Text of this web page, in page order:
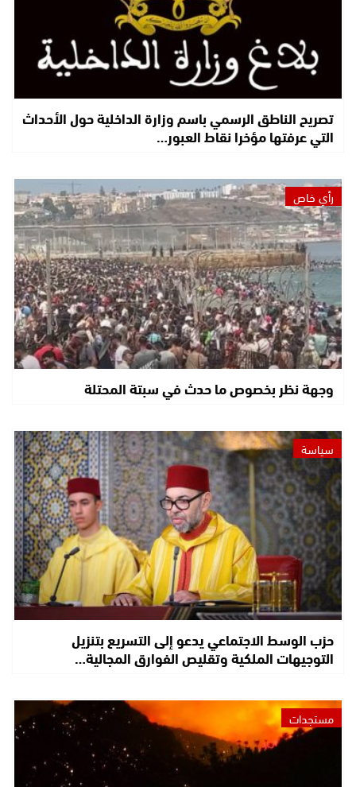
تصريح الناطق الرسمي باسم وزارة الداخلية حول الأحداث
التي عرفتها مؤخرا نقاط العبور…
رأي خاص
وجهة نظر بخصوص ما حدث في سبتة المحتلة
سياسة
حزب الوسط الاجتماعي يدعو إلى التسريع بتنزيل
التوجيهات الملكية وتقليص الفوارق المجالية…
مستجدات